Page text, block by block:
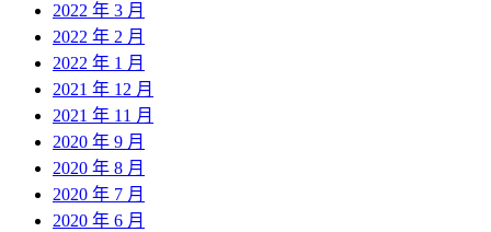
2022 年 3 月
2022 年 2 月
2022 年 1 月
2021 年 12 月
2021 年 11 月
2020 年 9 月
2020 年 8 月
2020 年 7 月
2020 年 6 月